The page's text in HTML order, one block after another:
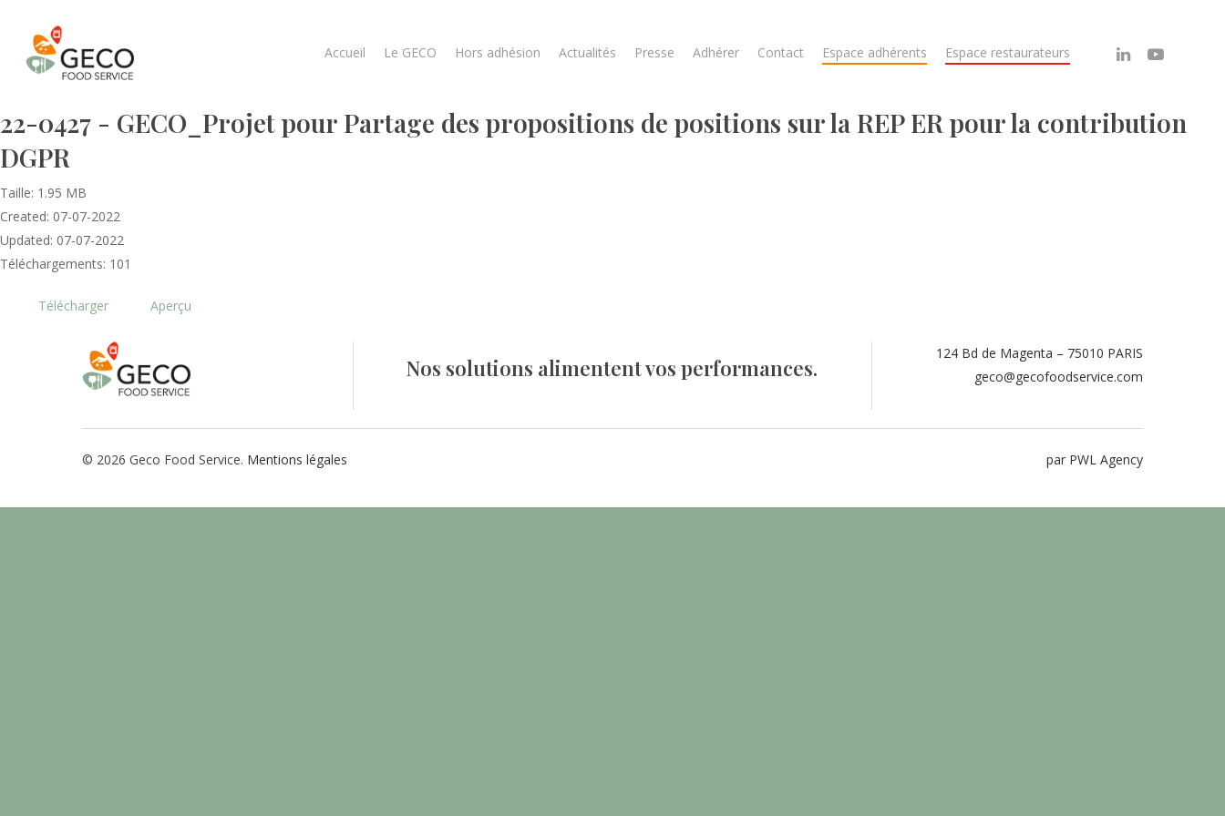
Accueil Le GECO Hors adhésion Actualités Presse Adhérer Contact Espace adhérents Espace restaurateurs
22-0427 - GECO_Projet pour Partage des propositions de positions sur la REP ER pour la contribution
DGPR
Taille: 1.95 MB
Created: 07-07-2022
Updated: 07-07-2022
Téléchargements: 101
Télécharger Aperçu
Nos solutions alimentent vos performances.
124 Bd de Magenta – 75010 PARIS
geco@gecofoodservice.com
© 2026 Geco Food Service. Mentions légales par PWL Agency